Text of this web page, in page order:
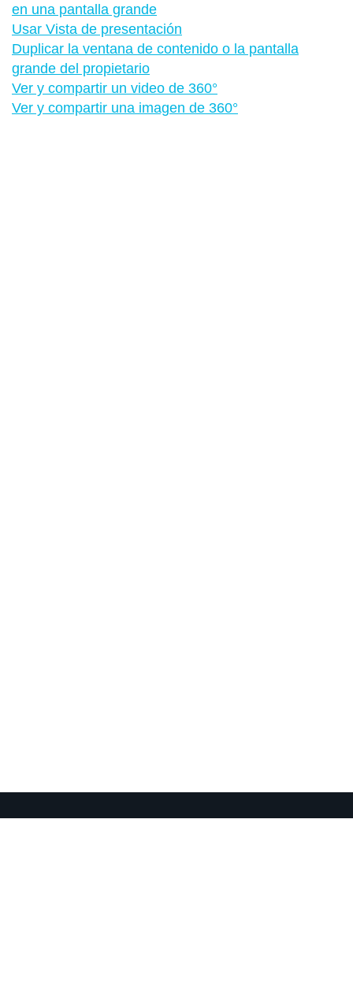
en una pantalla grande
Usar Vista de presentación
Duplicar la ventana de contenido o la pantalla
grande del propietario
Ver y compartir un video de 360°
Ver y compartir una imagen de 360°
Productos